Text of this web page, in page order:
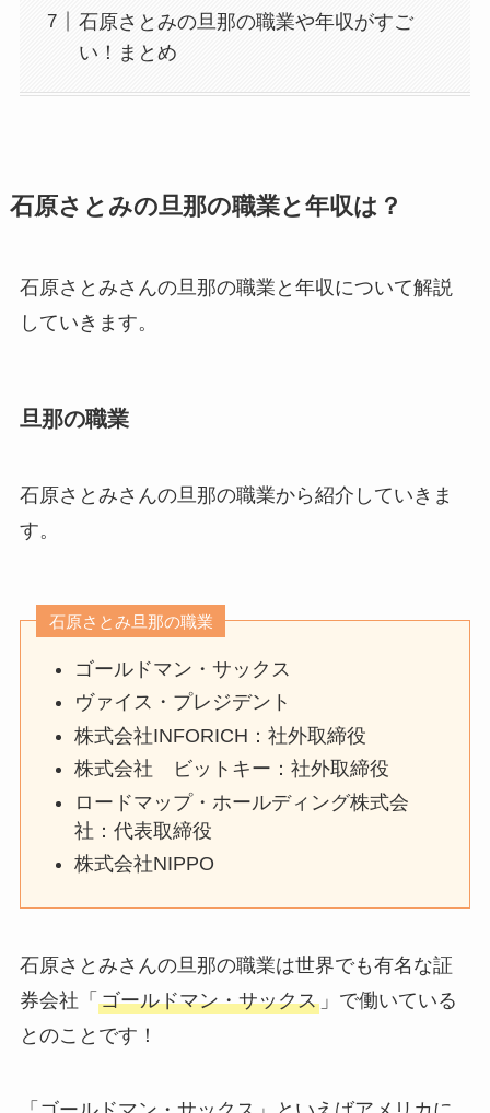
石原さとみの旦那の職業や年収がすご
い！まとめ
石原さとみの旦那の職業と年収は？
石原さとみさんの旦那の職業と年収について解説
していきます。
旦那の職業
石原さとみさんの旦那の職業から紹介していきま
す。
石原さとみ旦那の職業
ゴールドマン・サックス
ヴァイス・プレジデント
株式会社INFORICH：社外取締役
株式会社 ビットキー：社外取締役
ロードマップ・ホールディング株式会
社：代表取締役
株式会社NIPPO
石原さとみさんの旦那の職業は世界でも有名な証
券会社「 ゴールドマン・サックス」で働いている
とのことです！